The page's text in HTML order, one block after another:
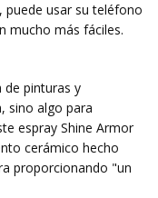
usar su teléfono
mucho más fáciles.
de pinturas y
sino algo para
espray Shine Armor
cerámico hecho
proporcionando "un